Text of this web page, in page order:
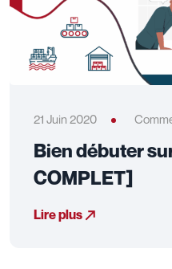
21 Juin 2020
Bien débuter
COMPLET]
Lire plus